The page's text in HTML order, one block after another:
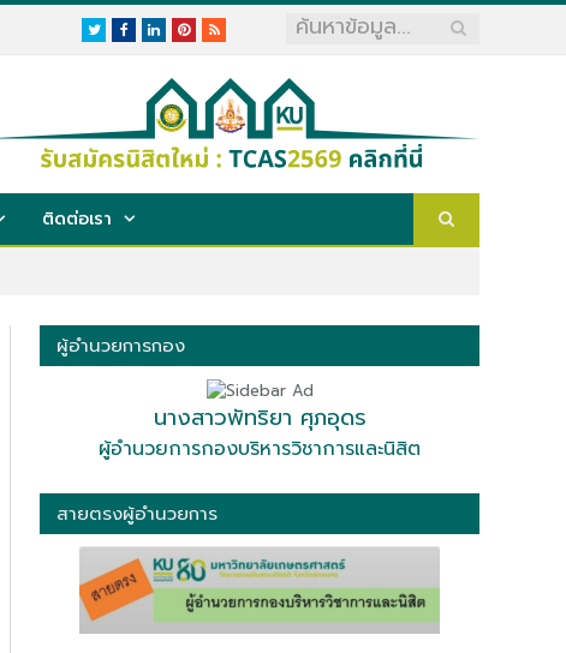
TwitterFacebookLinkedInPinterest
RSS
ติดต่อเรา
ผู้อำนวยการกอง
นางสาวพัทริยา ศุภอุดร
ผู้อำนวยการกองบริหารวิชาการและนิสิต
สายตรงผู้อำนวยการ